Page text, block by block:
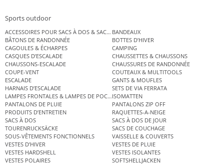
Sports outdoor
ACCESSOIRES POUR SACS À DOS & SACS ÉTANCHES
BANDEAUX
BÂTONS DE RANDONNÉE
BOTTES D’HIVER
CAGOULES & ÉCHARPES
CAMPING
CASQUES D’ESCALADE
CHAUSSETTES & CHAUSSONS
CHAUSSONS-ESCALADE
CHAUSSURES DE RANDONNÉE
COUPE-VENT
COUTEAUX & MULTITOOLS
ESCALADE
GANTS & MOUFLES
HARNAIS D’ESCALADE
SETS DE VIA FERRATA
LAMPES FRONTALES & LAMPES DE POCHEISOMATTEN
PANTALONS DE PLUIE
PANTALONS ZIP OFF
PRODUITS D’ENTRETIEN
RAQUETTES-A-NEIGE
SACS À DOS
SACS À DOS DE JOUR
TOURENRUCKSÄCKE
SACS DE COUCHAGE
SOUS-VÊTEMENTS FONCTIONNELS
VAISSELLE & COUVERTS
VESTES D’HIVER
VESTES DE PLUIE
VESTES HARDSHELL
VESTES ISOLANTES
VESTES POLAIRES
SOFTSHELLJACKEN